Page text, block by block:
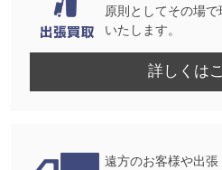
原則としてその場
いたします。
詳しくは
遠方のお客様や出